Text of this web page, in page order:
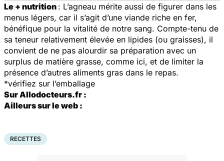
Le + nutrition : L’agneau mérite aussi de figurer dans les
menus légers, car il s’agit d’une viande riche en fer,
bénéfique pour la vitalité de notre sang. Compte-tenu de
sa teneur relativement élevée en lipides (ou graisses), il
convient de ne pas alourdir sa préparation avec un
surplus de matière grasse, comme ici, et de limiter la
présence d’autres aliments gras dans le repas.
*vérifiez sur l’emballage
Sur Allodocteurs.fr :
Ailleurs sur le web :
RECETTES